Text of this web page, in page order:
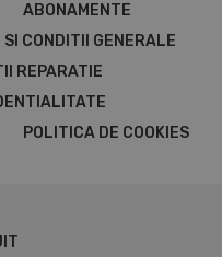
ABONAMENTE
SI CONDITII GENERALE
REPARATIE
POLITICA DE COOKIES